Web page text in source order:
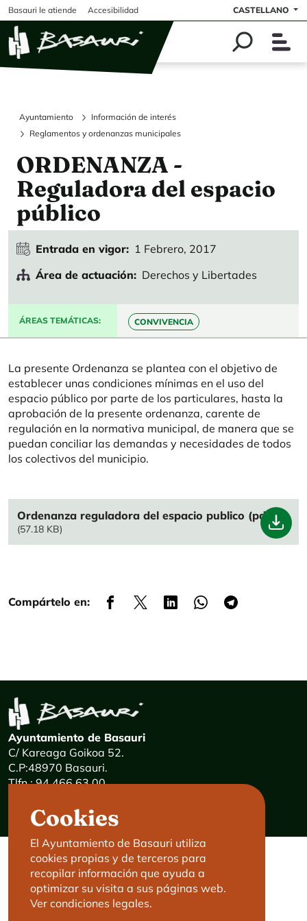
Pasar al contenido principal
Basauri le atiende Accesibilidad CASTELLANO
Ayuntamiento
Información de interés
Reglamentos y ordenanzas municipales
ORDENANZA -
Reguladora del espacio
público
Entrada en vigor
1 Febrero, 2017
Área de actuación
Derechos y Libertades
ÁREAS TEMÁTICAS CONVIVENCIA
La presente Ordenanza se plantea con el objetivo de
establecer unas condiciones mínimas en el uso del
espacio público por parte de los particulares, hasta la
aprobación de la presente ordenanza, carente de
regulación en la normativa municipal, de manera que se
puedan conciliar las demandas y necesidades de todos
los colectivos del municipio.
File
Ordenanza reguladora del espacio publico (pdf)
(57.18 KB)
Compártelo en:
Cookies
El Ayuntamiento de Basauri utiliza
cookies propias y de terceros para
recopilar información que ayuda a
optimizar su visita a sus páginas web.
Ver condiciones legales.
Ayuntamiento de Basauri
C/ Kareaga Goikoa 52.
C.P:48970 Basauri.
Tlfn.: 94 466 63 00
E-mail: haz@basauri.eus
CONTACTO
Basauri le atiende
Cita previa
LEGAL
Aviso legal